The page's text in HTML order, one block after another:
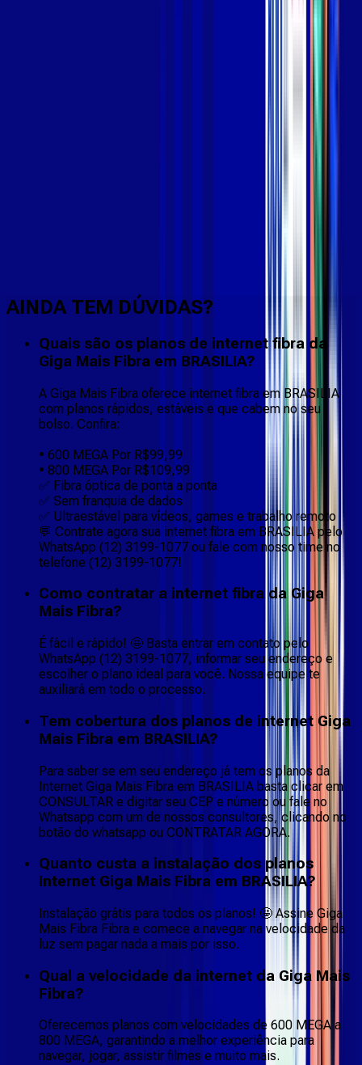
AINDA TEM DÚVIDAS?
Quais são os planos de internet fibra da
Giga Mais Fibra em BRASILIA?
A Giga Mais Fibra oferece internet fibra em BRASILIA
com planos rápidos, estáveis e que cabem no seu
bolso. Confira:
• 600 MEGA Por R$99,99
• 800 MEGA Por R$109,99
✅ Fibra óptica de ponta a ponta
✅ Sem franquia de dados
✅ Ultraestável para vídeos, games e trabalho remoto
💬 Contrate agora sua internet fibra em BRASILIA pelo
WhatsApp (12) 3199-1077 ou fale com nosso time no
telefone (12) 3199-1077!
Como contratar a internet fibra da Giga
Mais Fibra?
É fácil e rápido! 🤩 Basta entrar em contato pelo
WhatsApp (12) 3199-1077, informar seu endereço e
escolher o plano ideal para você. Nossa equipe te
auxiliará em todo o processo.
Tem cobertura dos planos de internet Giga
Mais Fibra em BRASILIA?
Para saber se em seu endereço já tem os planos da
Internet Giga Mais Fibra em BRASILIA basta clicar em
CONSULTAR e digitar seu CEP e número ou fale no
Whatsapp com um de nossos consultores, clicando no
botão do whatsapp ou CONTRATAR AGORA.
Quanto custa a instalação dos planos
Internet Giga Mais Fibra em BRASILIA?
Instalação grátis para todos os planos! 🤩 Assine Giga
Mais Fibra Fibra e comece a navegar na velocidade da
luz sem pagar nada a mais por isso.
Qual a velocidade da internet da Giga Mais
Fibra?
Oferecemos planos com velocidades de 600 MEGA a
800 MEGA, garantindo a melhor experiência para
navegar, jogar, assistir filmes e muito mais.